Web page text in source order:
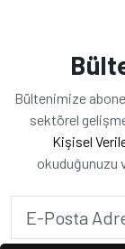
Bültenimize
sektörel
Kişisel
okuduğunuzu